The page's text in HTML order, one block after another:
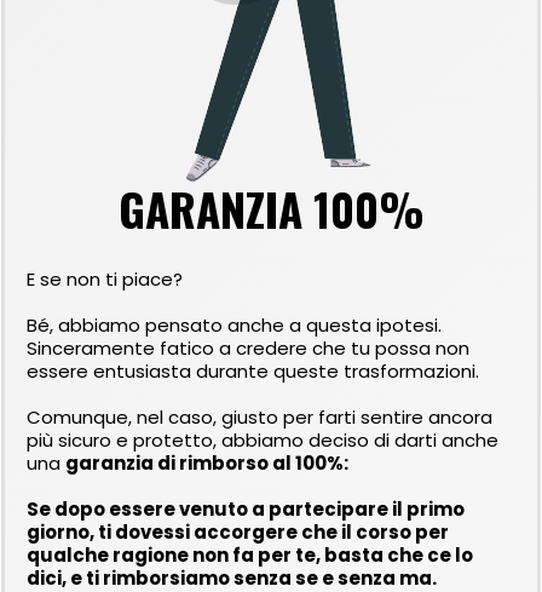
GARANZIA 100%
E se non ti piace?
Bé, abbiamo pensato anche a questa ipotesi.
Sinceramente fatico a credere che tu possa non
essere entusiasta durante queste trasformazioni.
Comunque, nel caso, giusto per farti sentire ancora
più sicuro e protetto, abbiamo deciso di darti anche
una garanzia di rimborso al 100%:
Se dopo essere venuto a partecipare il primo
giorno, ti dovessi accorgere che il corso per
qualche ragione non fa per te, basta che ce lo
dici, e ti rimborsiamo senza se e senza ma.